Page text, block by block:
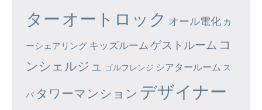
ター オートロック オール電化 カ
ーシェアリング キッズルーム ゲストルーム コ
ンシェルジュ
ゴルフレンジ シアタールーム ス
パ タワーマンション デザイナー